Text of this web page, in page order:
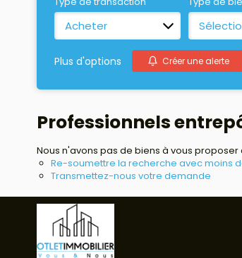
Acheter
Plus d'options Créer une alerte
Professionnels
Nous n'avons pas de biens à vous
Re-soumettre la recherche avec moins
Transmettez-nous votre demande